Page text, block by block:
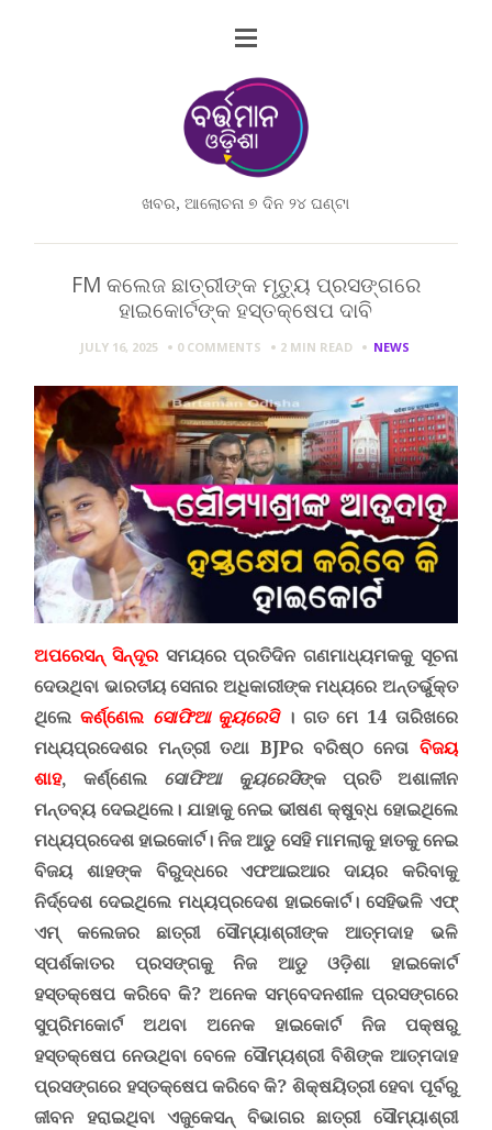
ଖବର, ଆଲୋଚନା ୭ ଦିନ ୨୪ ଘଣ୍ଟା
FM କଲେଜ ଛାତ୍ରୀଙ୍କ ମୃତ୍ୟୁ ପ୍ରସଙ୍ଗରେ
ହାଇକୋର୍ଟଙ୍କ ହସ୍ତକ୍ଷେପ ଦାବି
JULY 16, 2025 0 COMMENTS 2 MIN READ NEWS
ଅପରେସନ୍ ସିନ୍ଦୂର ସମୟରେ ପ୍ରତିଦିନ ଗଣମାଧ୍ୟମକକୁ ସୂଚନା
ଦେଉଥିବା ଭାରତୀୟ ସେନାର ଅଧିକାରୀଙ୍କ ମଧ୍ୟରେ ଅନ୍ତର୍ଭୁକ୍ତ
ଥିଲେ କର୍ଣ୍ଣେଲ ସୋଫିଆ କ୍ୟୁରେସି । ଗତ ମେ 14 ତାରିଖରେ
ମଧ୍ୟପ୍ରଦେଶର ମନ୍ତ୍ରୀ ତଥା BJPର ବରିଷ୍ଠ ନେତା ବିଜୟ
ଶାହ,କର୍ଣ୍ଣେଲ ସୋଫିଆ କ୍ୟୁରେସିଙ୍କ ପ୍ରତି ଅଶାଳୀନ
ମନ୍ତବ୍ୟ ଦେଇଥିଲେ। ଯାହାକୁ ନେଇ ଭୀଷଣ କ୍ଷୁବ୍ଧ ହୋଇଥିଲେ
ମଧ୍ୟପ୍ରଦେଶ ହାଇକୋର୍ଟ। ନିଜ ଆଡୁ ସେହି ମାମଲାକୁ ହାତକୁ ନେଇ
ବିଜୟ ଶାହଙ୍କ ବିରୁଦ୍ଧରେ ଏଫଆଇଆର ଦାୟର କରିବାକୁ
ନିର୍ଦ୍ଦେଶ ଦେଇଥିଲେ ମଧ୍ୟପ୍ରଦେଶ ହାଇକୋର୍ଟ। ସେହିଭଳି ଏଫ୍
ଏମ୍ କଲେଜର ଛାତ୍ରୀ ସୌମ୍ୟାଶ୍ରୀଙ୍କ ଆତ୍ମଦାହ ଭଳି
ସ୍ପର୍ଶକାତର ପ୍ରସଙ୍ଗକୁ ନିଜ ଆଡୁ ଓଡ଼ିଶା ହାଇକୋର୍ଟ
ହସ୍ତକ୍ଷେପ କରିବେ କି? ଅନେକ ସମ୍ବେଦନଶୀଳ ପ୍ରସଙ୍ଗରେ
ସୁପ୍ରିମକୋର୍ଟ ଅଥବା ଅନେକ ହାଇକୋର୍ଟ ନିଜ ପକ୍ଷରୁ
ହସ୍ତକ୍ଷେପ ନେଉଥିବା ବେଳେ ସୌମ୍ୟଶ୍ରୀ ବିଶିଙ୍କ ଆତ୍ମଦାହ
ପ୍ରସଙ୍ଗରେ ହସ୍ତକ୍ଷେପ କରିବେ କି? ଶିକ୍ଷୟିତ୍ରୀ ହେବା ପୂର୍ବରୁ
ଜୀବନ ହରାଇଥିବା ଏଜୁକେସନ୍ ବିଭାଗର ଛାତ୍ରୀ ସୌମ୍ୟାଶ୍ରୀ